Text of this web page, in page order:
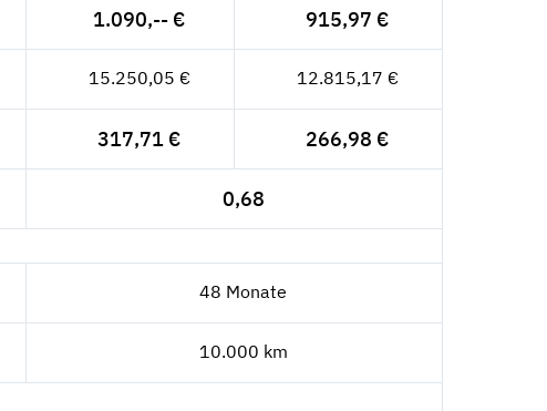
1.090,-- € 915,97 €
15.250,05 € 12.815,17 €
317,71 € 266,98 €
0,68
48 Monate
10.000 km